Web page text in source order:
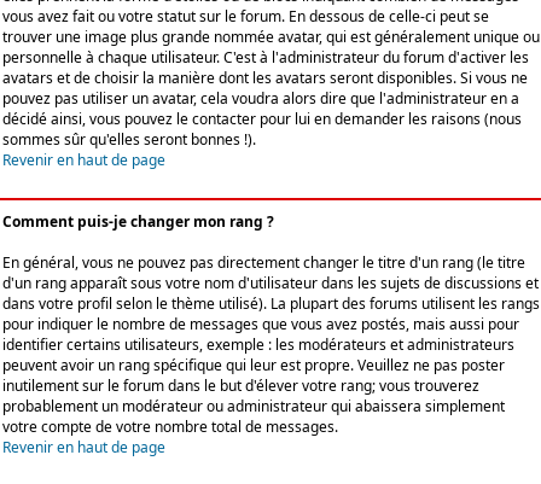
vous avez fait ou votre statut sur le forum. En dessous de celle-ci peut se
trouver une image plus grande nommée avatar, qui est généralement unique ou
personnelle à chaque utilisateur. C'est à l'administrateur du forum d'activer les
avatars et de choisir la manière dont les avatars seront disponibles. Si vous ne
pouvez pas utiliser un avatar, cela voudra alors dire que l'administrateur en a
décidé ainsi, vous pouvez le contacter pour lui en demander les raisons (nous
sommes sûr qu'elles seront bonnes !).
Revenir en haut de page
Comment puis-je changer mon rang ?
En général, vous ne pouvez pas directement changer le titre d'un rang (le titre
d'un rang apparaît sous votre nom d'utilisateur dans les sujets de discussions et
dans votre profil selon le thème utilisé). La plupart des forums utilisent les rangs
pour indiquer le nombre de messages que vous avez postés, mais aussi pour
identifier certains utilisateurs, exemple : les modérateurs et administrateurs
peuvent avoir un rang spécifique qui leur est propre. Veuillez ne pas poster
inutilement sur le forum dans le but d'élever votre rang; vous trouverez
probablement un modérateur ou administrateur qui abaissera simplement
votre compte de votre nombre total de messages.
Revenir en haut de page